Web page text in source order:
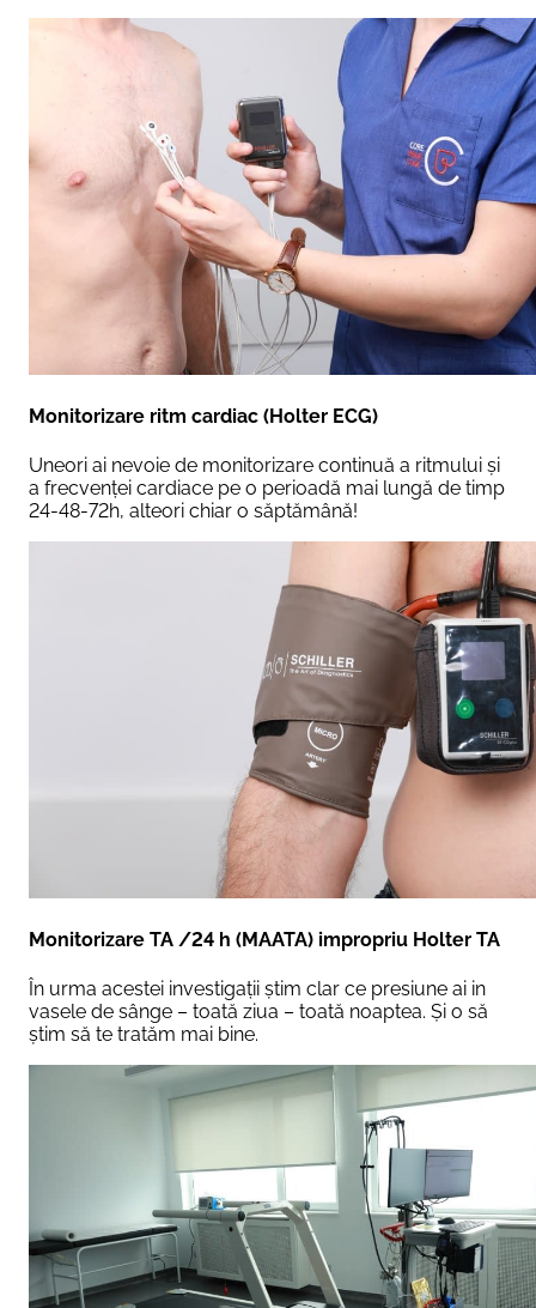
Monitorizare ritm cardiac (Holter ECG)
Uneori ai nevoie de monitorizare continuă a ritmului și
a frecvenței cardiace pe o perioadă mai lungă de timp
24-48-72h, alteori chiar o săptămână!
Monitorizare TA /24 h (MAATA) impropriu Holter TA
În urma acestei investigații știm clar ce presiune ai in
vasele de sânge – toată ziua – toată noaptea. Și o să
știm să te tratăm mai bine.